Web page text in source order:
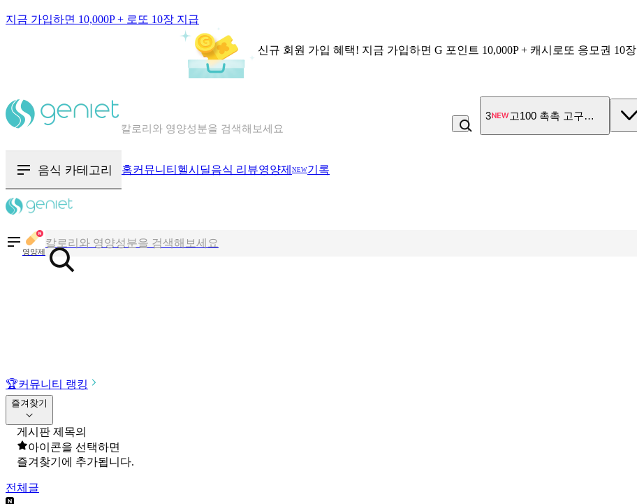
지금 가입하면 10,000P + 로또 10장 지급
신규 회원 가입 혜택! 지금 가입하면 G 포인트 10,000P + 캐시로또 응모권 10장
혈당 · 다이어트 음식 검색해보세요
음식 · 영양제 리뷰를 찾아보세요
4 비_플레인 쿽
음식 카테고리 홈커뮤니티 헬시딜음식 리뷰영양제 NEW기록
영양제혈당 · 다이어트 음식 검색해보세요
🏆커뮤니티 랭킹
즐겨찾기
게시판 제목의
아이콘을 선택하면
즐겨찾기에 추가됩니다.
전체글